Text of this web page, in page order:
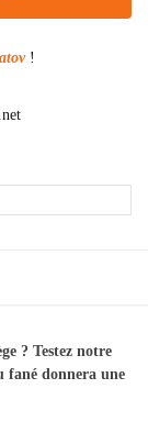
!
? Testez notre
fané donnera une